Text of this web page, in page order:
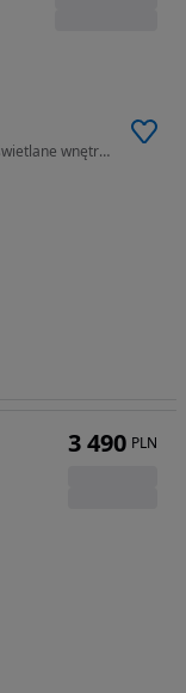
1388 cm3 • 96 KM • AUTOMAT LPG czujniki podświetlane wnętrze Piękny lakier! Warszawa
3 490 PLN